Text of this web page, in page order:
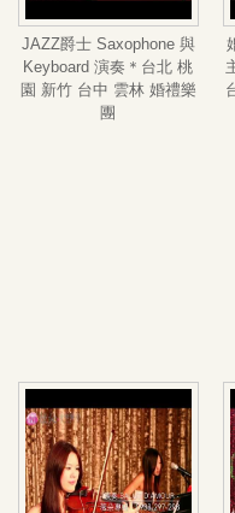
JAZZ爵士 Saxophone 與
Keyboard 演奏＊台北 桃
園 新竹 台中 雲林 婚禮樂
團